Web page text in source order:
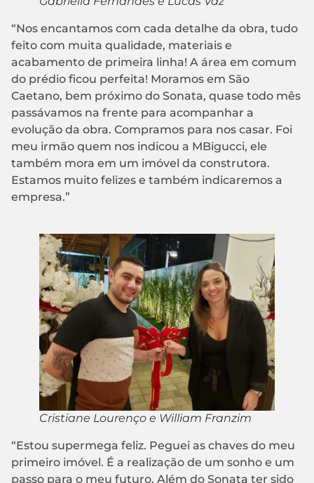
“Nos encantamos com cada detalhe da obra, tudo
feito com muita qualidade, materiais e
acabamento de primeira linha! A área em comum
do prédio ficou perfeita! Moramos em São
Caetano, bem próximo do Sonata, quase todo mês
passávamos na frente para acompanhar a
evolução da obra. Compramos para nos casar. Foi
meu irmão quem nos indicou a MBigucci, ele
também mora em um imóvel da construtora.
Estamos muito felizes e também indicaremos a
empresa.”
Cristiane Lourenço e William Franzim
“Estou supermega feliz. Peguei as chaves do meu
primeiro imóvel. É a realização de um sonho e um
passo para o meu futuro. Além do Sonata ter sido